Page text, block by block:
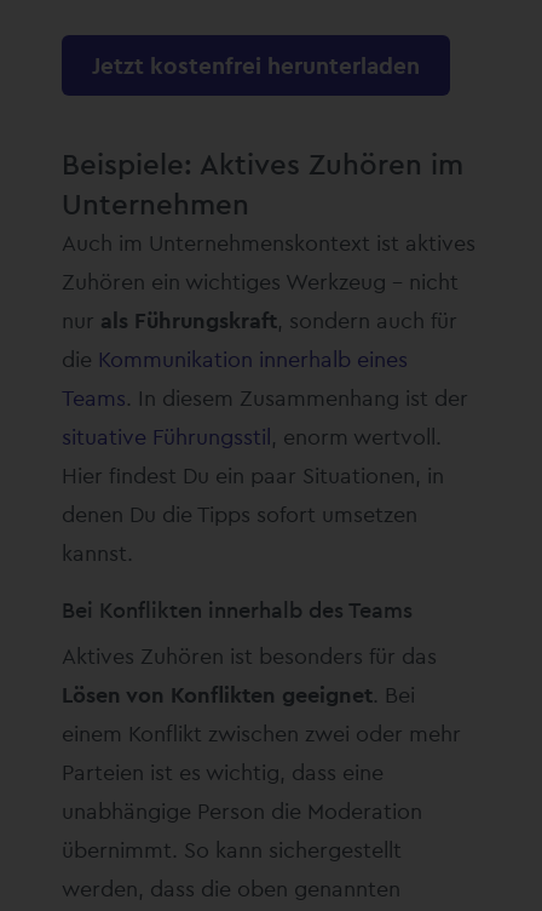
Jetzt kostenfrei herunterladen
Beispiele: Aktives Zuhören im
Unternehmen
Auch im Unternehmenskontext ist aktives
Zuhören ein wichtiges Werkzeug – nicht
nur als Führungskraft, sondern auch für
die Kommunikation innerhalb eines
Teams. In diesem Zusammenhang ist der
situative Führungsstil, enorm wertvoll.
Hier findest Du ein paar Situationen, in
denen Du die Tipps sofort umsetzen
kannst.
Bei Konflikten innerhalb des Teams
Aktives Zuhören ist besonders für das
Lösen von Konflikten geeignet. Bei
einem Konflikt zwischen zwei oder mehr
Parteien ist es wichtig, dass eine
unabhängige Person die Moderation
übernimmt. So kann sichergestellt
werden, dass die oben genannten